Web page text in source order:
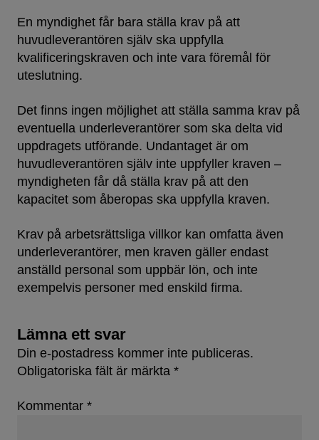
En myndighet får bara ställa krav på att
huvudleverantören själv ska uppfylla
kvalificeringskraven och inte vara föremål för
uteslutning.
Det finns ingen möjlighet att ställa samma krav på
eventuella underleverantörer som ska delta vid
uppdragets utförande. Undantaget är om
huvudleverantören själv inte uppfyller kraven –
myndigheten får då ställa krav på att den
kapacitet som åberopas ska uppfylla kraven.
Krav på arbetsrättsliga villkor kan omfatta även
underleverantörer, men kraven gäller endast
anställd personal som uppbär lön, och inte
exempelvis personer med enskild firma.
Lämna ett svar
Din e-postadress kommer inte publiceras.
Obligatoriska fält är märkta *
Kommentar *